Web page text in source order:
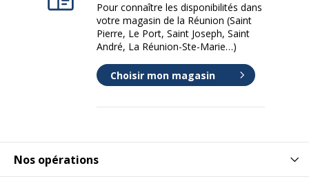
Nos opérations
Pour connaître les disponibilités dans
votre magasin de la Réunion (Saint
Pierre, Le Port, Saint Joseph, Saint
André, La Réunion-Ste-Marie…)
Choisir mon magasin